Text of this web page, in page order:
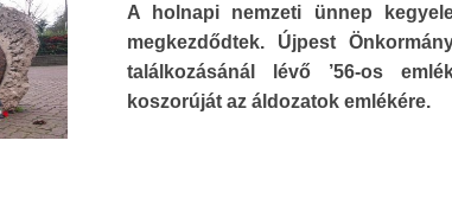
A holnapi nemzeti ünnep
megkezdődtek. Újpest
találkozásánál lévő ’56-os
koszorúját az áldozatok emlékére.